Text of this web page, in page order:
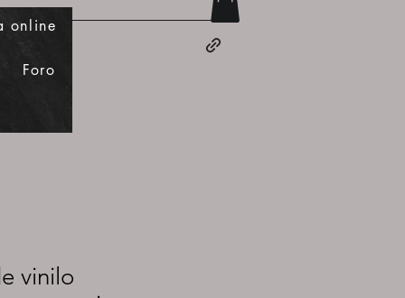
online
Foro
vinilo